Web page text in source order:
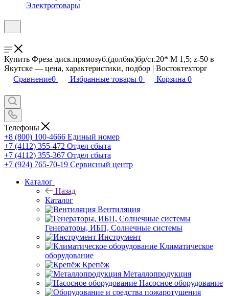
Электротовары
Купить Фреза диск.прямозуб.(долбяк)бр/ст.20* М 1,5; z-50 в
Якутске — цена, характеристики, подбор | Востоктехторг
Сравнение0 Избранные товары 0 Корзина 0
Телефоны
+8 (800) 100-4666 Единый номер
+7 (4112) 355-472 Отдел сбыта
+7 (4112) 355-367 Отдел сбыта
+7 (924) 765-70-19 Сервисный центр
Каталог
Назад
Каталог
Вентиляция
Генераторы, ИБП, Солнечные системы
Инструмент
Климатическое
оборудование
Крепёж
Металлопродукция
Насосное оборудование